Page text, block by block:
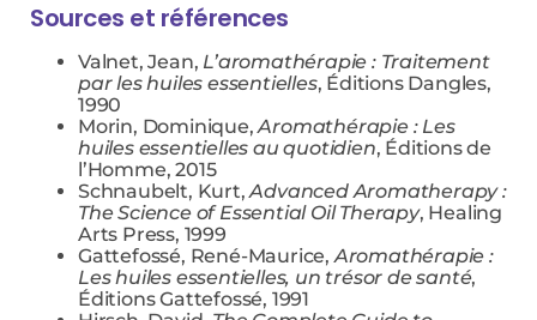
Sources et références
Valnet, Jean, L’aromathérapie : Traitement
par les huiles essentielles, Éditions Dangles,
1990
Morin, Dominique,Aromathérapie : Les
huiles essentielles au quotidien, Éditions de
l’Homme, 2015
Schnaubelt, Kurt,Advanced Aromatherapy :
The Science of Essential Oil Therapy, Healing
Arts Press, 1999
Gattefossé, René-Maurice, Aromathérapie :
Les huiles essentielles, un trésor de santé,
Éditions Gattefossé, 1991